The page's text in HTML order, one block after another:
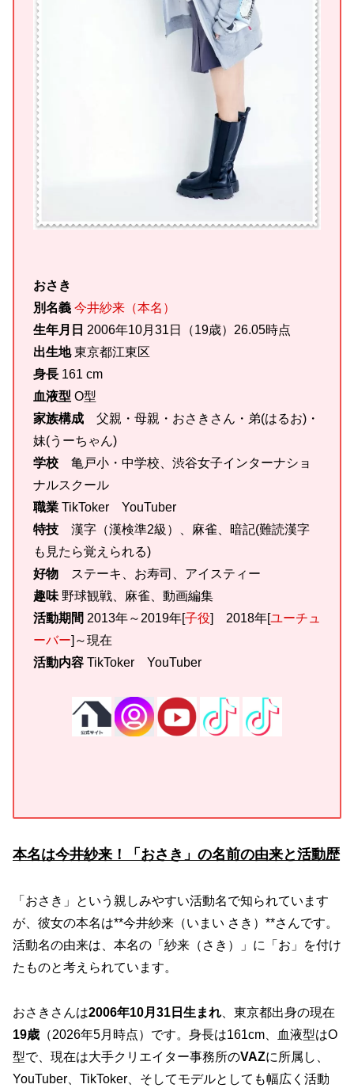
おさき
別名義 今井紗来（本名）
生年月日 2006年10月31日（19歳）26.05時点
出生地東京都江東区
身長 161 cm
血液型 O型
家族構成 父親・母親・おさきさん・弟(はるお)・
妹(うーちゃん)
学校 亀戸小・中学校、渋谷女子インターナショ
ナルスクール
職業 TikToker YouTuber
特技 漢字（漢検準2級）、麻雀、暗記(難読漢字
も見たら覚えられる)
好物 ステーキ、お寿司、アイスティー
趣味 野球観戦、麻雀、動画編集
活動期間 2013年～2019年[子役] 2018年[ユーチュ
ーバー]～現在
活動内容 TikToker YouTuber
本名は今井紗来！「おさき」の名前の由来と活動歴
「おさき」という親しみやすい活動名で知られています
が、彼女の本名は**今井紗来（いまい さき）**さんです。
活動名の由来は、本名の「紗来（さき）」に「お」を付け
たものと考えられています。
おさきさんは2006年10月31日生まれ 、東京都出身の現在
19歳 （2026年5月時点）です。身長は161cm、血液型はO
型で、現在は大手クリエイター事務所のVAZに所属し、
YouTuber、TikToker、そしてモデルとしても幅広く活動